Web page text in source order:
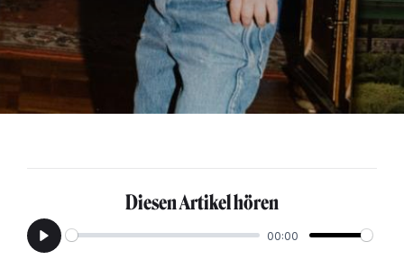
Diesen Artikel hören
Play
00:00